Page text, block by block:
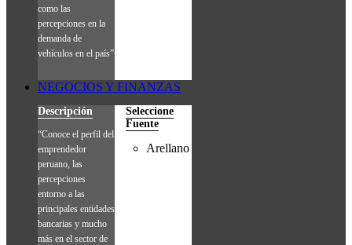
como las
percepciones en la
demanda de
vehículos en el país”
NEGOCIOS Y FINANZAS
Descripción
“Conoce el perfil del
emprendedor
peruano, las
percepciones
entorno a las
principales entidades
bancarias y mucho
más en el sector de
Seleccione
Fuente
Arellano